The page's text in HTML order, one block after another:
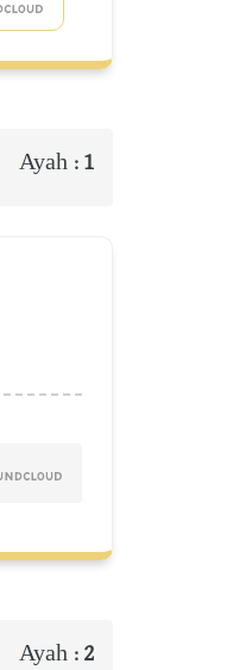
Ayah : 1
Ayah : 2